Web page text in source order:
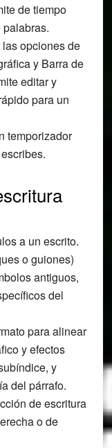
de tiempo
opciones de
y Barra de
editar y
para un
temporizador
a un escrito.
o guiones)
antiguos,
del
para alinear
y efectos
y
del párrafo.
de escritura
o de